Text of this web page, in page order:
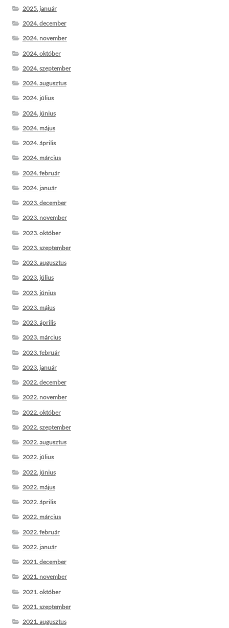
2025. január
2024. december
2024. november
2024. október
2024. szeptember
2024. augusztus
2024. július
2024. június
2024. május
2024. április
2024. március
2024. február
2024. január
2023. december
2023. november
2023. október
2023. szeptember
2023. augusztus
2023. július
2023. június
2023. május
2023. április
2023. március
2023. február
2023. január
2022. december
2022. november
2022. október
2022. szeptember
2022. augusztus
2022. július
2022. június
2022. május
2022. április
2022. március
2022. február
2022. január
2021. december
2021. november
2021. október
2021. szeptember
2021. augusztus